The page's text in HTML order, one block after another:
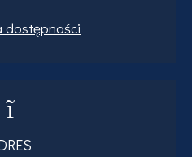
dostępności